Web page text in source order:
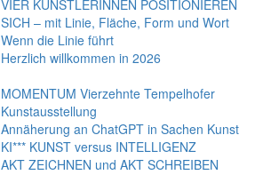
VIER KÜNSTLERINNEN POSITIONIEREN
SICH – mit Linie, Fläche, Form und Wort
Wenn die Linie führt
Herzlich willkommen in 2026
MOMENTUM Vierzehnte Tempelhofer
Kunstausstellung
Annäherung an ChatGPT in Sachen Kunst
KI*** KUNST versus INTELLIGENZ
AKT ZEICHNEN und AKT SCHREIBEN